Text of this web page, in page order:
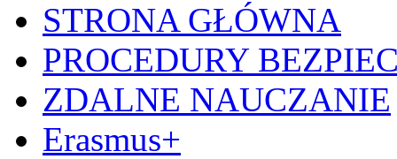
STRONA GŁÓWNA
PROCEDURY
ZDALNE NAUCZANIE
Erasmus+